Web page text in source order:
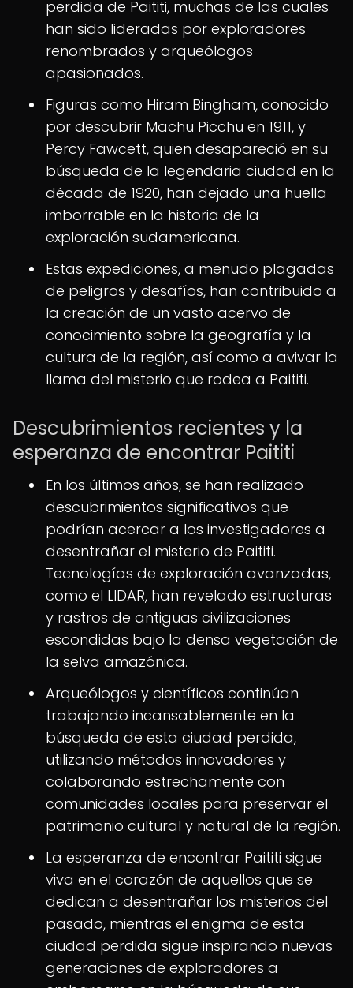
perdida de Paititi, muchas de las cuales
han sido lideradas por exploradores
renombrados y arqueólogos
apasionados.
Figuras como Hiram Bingham, conocido
por descubrir Machu Picchu en 1911, y
Percy Fawcett, quien desapareció en su
búsqueda de la legendaria ciudad en la
década de 1920, han dejado una huella
imborrable en la historia de la
exploración sudamericana.
Estas expediciones, a menudo plagadas
de peligros y desafíos, han contribuido a
la creación de un vasto acervo de
conocimiento sobre la geografía y la
cultura de la región, así como a avivar la
llama del misterio que rodea a Paititi.
Descubrimientos recientes y la
esperanza de encontrar Paititi
En los últimos años, se han realizado
descubrimientos significativos que
podrían acercar a los investigadores a
desentrañar el misterio de Paititi.
Tecnologías de exploración avanzadas,
como el LIDAR, han revelado estructuras
y rastros de antiguas civilizaciones
escondidas bajo la densa vegetación de
la selva amazónica.
Arqueólogos y científicos continúan
trabajando incansablemente en la
búsqueda de esta ciudad perdida,
utilizando métodos innovadores y
colaborando estrechamente con
comunidades locales para preservar el
patrimonio cultural y natural de la región.
La esperanza de encontrar Paititi sigue
viva en el corazón de aquellos que se
dedican a desentrañar los misterios del
pasado, mientras el enigma de esta
ciudad perdida sigue inspirando nuevas
generaciones de exploradores a